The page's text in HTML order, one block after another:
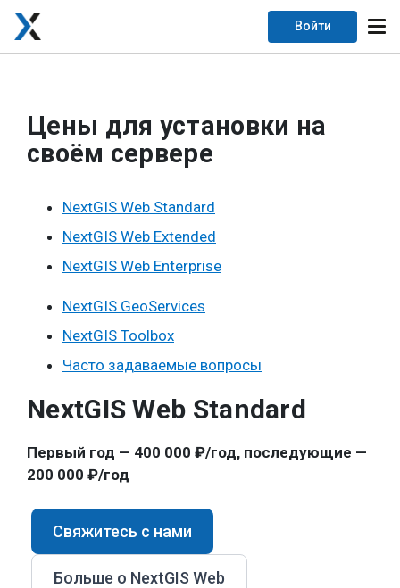
Войти
Цены для установки на
своём сервере
NextGIS Web Standard
NextGIS Web Extended
NextGIS Web Enterprise
NextGIS GeoServices
NextGIS Toolbox
Часто задаваемые вопросы
NextGIS Web Standard
Первый год — 400 000 ₽/год, последующие —
200 000 ₽/год
Свяжитесь с нами
Больше о NextGIS Web